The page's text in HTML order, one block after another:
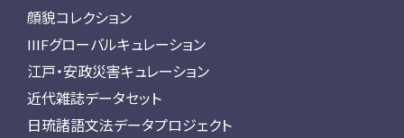
顔貌コレクション
IIIFグローバルキュレーション
江戸・安政災害キュレーション
近代雑誌データセット
日琉諸語文法データプロジェクト